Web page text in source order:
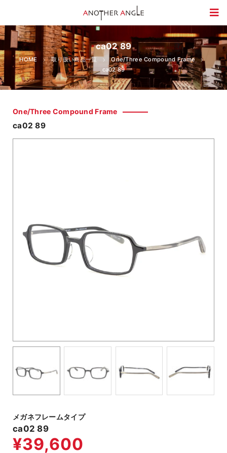
ca02 89
HOME 取り扱い商品一覧
One/Three Compound Frame
ca02 89
One/Three Compound Frame
ca02 89
メガネフレームタイプ
ca02 89